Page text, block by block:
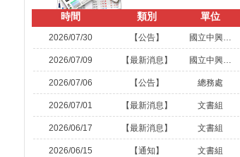
時間 類別 單位
2026/07/30 【公告】 國立中興高中
2026/07/09 【最新消息】 國立中興高中
2026/07/06 【公告】 總務處
2026/07/01 【最新消息】 文書組
2026/06/17 【最新消息】 文書組
2026/06/15 【通知】 文書組